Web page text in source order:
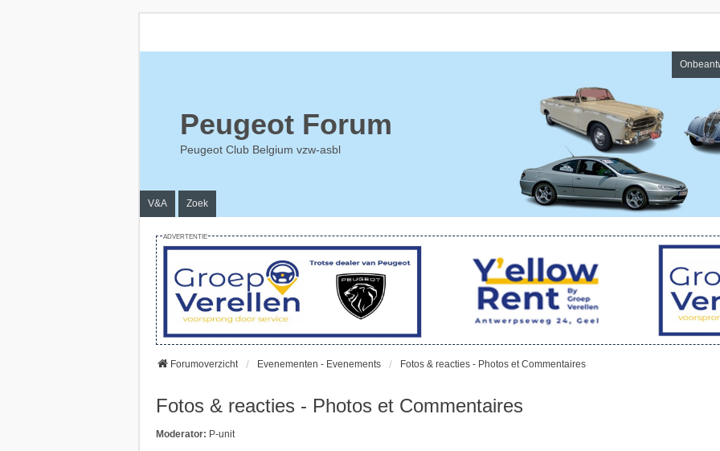
Peugeot Forum
Peugeot Club Belgium vzw-asbl
V&A Zoek
ADVERTENTIE
Forumoverzicht Evenementen - Evenements Fotos & reacties - Photos et Commentaires
Fotos & reacties - Photos et Commentaires
Moderator: P-unit